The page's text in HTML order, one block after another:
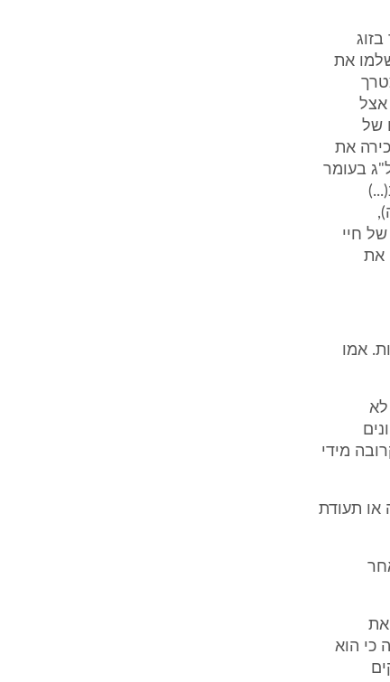
את
אצל
של
את
בעומר
חיי
את
הזמנות. אמו
לא
מידי
או תעודת
את
כי הוא